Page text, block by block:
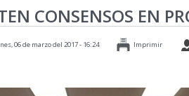
CONSENSOS EN
06 de marzo del 2017 - 16:24 Imprimir